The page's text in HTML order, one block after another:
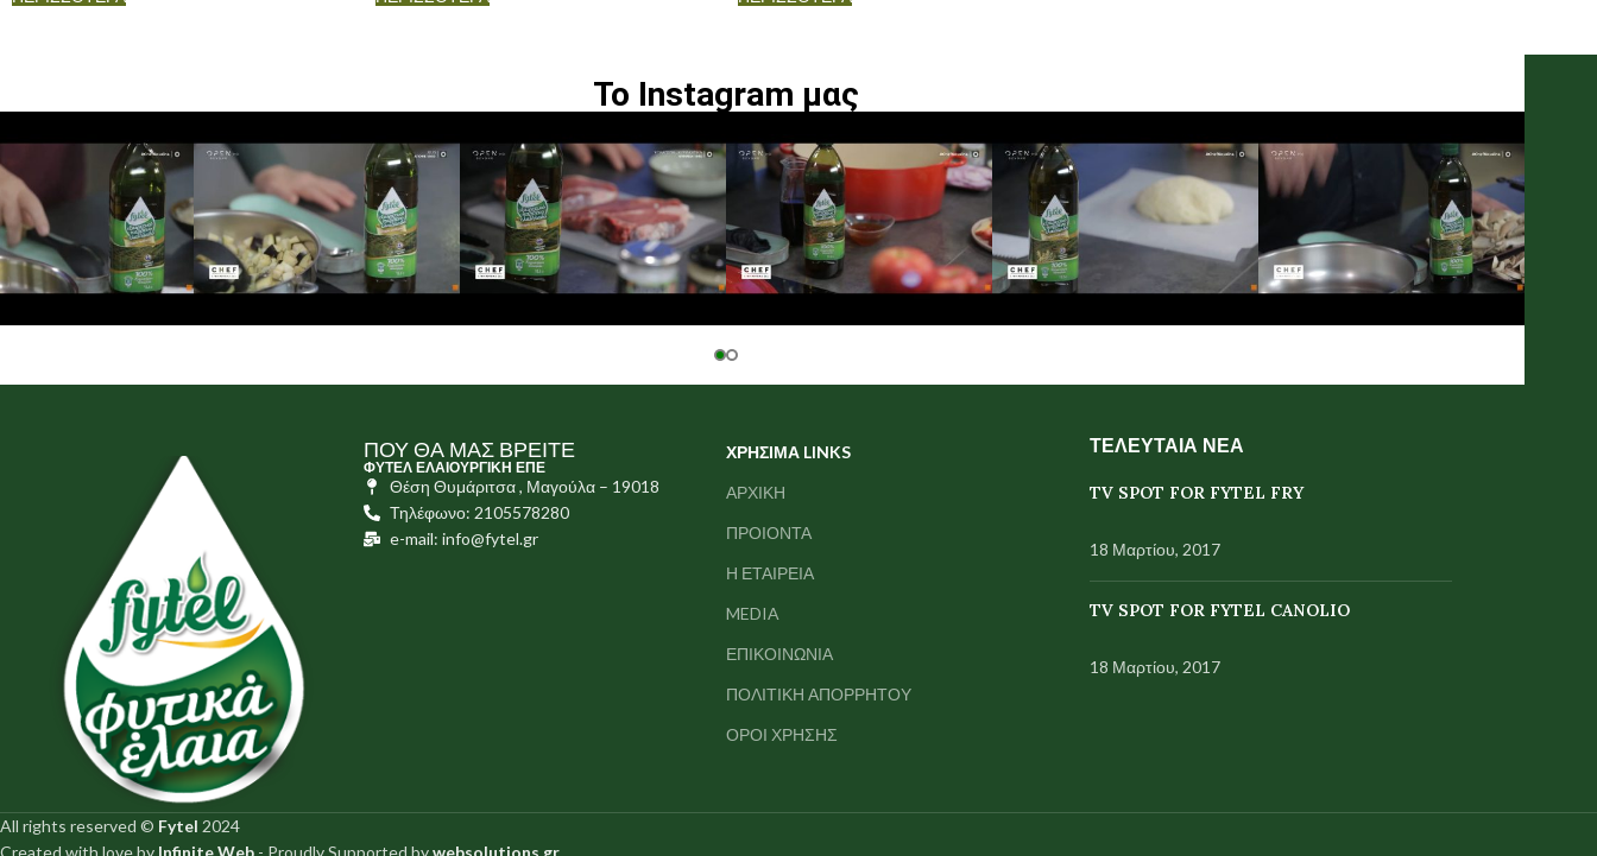
Το Instagram μας
ΠΟΥ ΘΑ ΜΑΣ ΒΡΕΙΤΕ
ΦΥΤΕΛ ΕΛΑΙΟΥΡΓΙΚΗ ΕΠΕ
Θέση Θυμάριτσα , Μαγούλα – 19018
Τηλέφωνο: 2105578280
e-mail: info@fytel.gr
ΧΡΗΣΙΜΑ LINKS
ΑΡΧΙΚΗ
ΠΡΟΙΟΝΤΑ
Η ΕΤΑΙΡΕΙΑ
MEDIA
ΕΠΙΚΟΙΝΩΝΙΑ
ΠΟΛΙΤΙΚΗ ΑΠΟΡΡΗΤΟΥ
ΟΡΟΙ ΧΡΗΣΗΣ
ΤΕΛΕΥΤΑΙΑ ΝΕΑ
TV SPOT FOR FYTEL FRY
18 Μαρτίου, 2017
TV SPOT FOR FYTEL CANOLIO
18 Μαρτίου, 2017
All rights reserved © Fytel 2024
Created with love by Infinite Web - Proudly Supported bywebsolutions.gr